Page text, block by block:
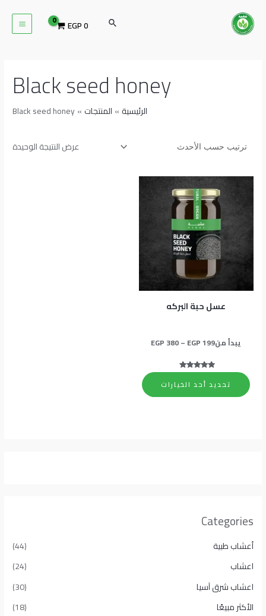
المحتوى
البحث EGP0
Categories
أعشاب طبية
(44)
اعشاب
(24)
اعشاب شرق آسيا
(30)
الأكثر مبيعًا​
(18)
Black seed honey
الرئيسية المنتجات Black seed honey
عرض النتيجة الوحيدة
عسل حبة البركه
يبدأ من EGP199
–
EGP 380
نطاق
السعر:
من 5
تحديد أحد الخيارات
العديد
المنتج.
يمكن